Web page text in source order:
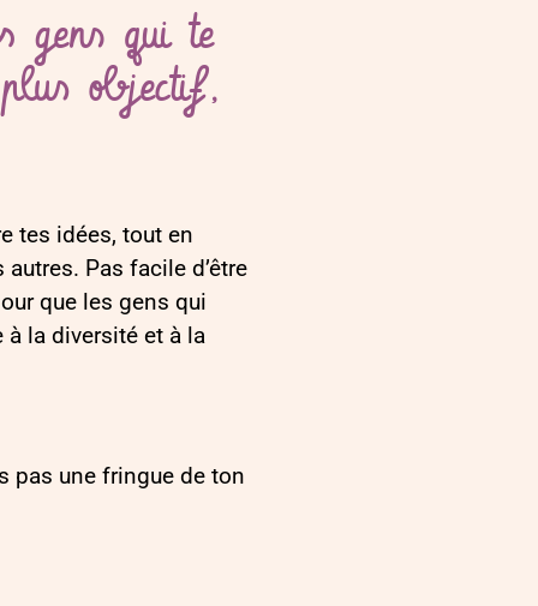
gens qui te
objectif,
tes idées, tout en
Pas facile d’être
que les gens qui
à la diversité et à la
pas une fringue de ton